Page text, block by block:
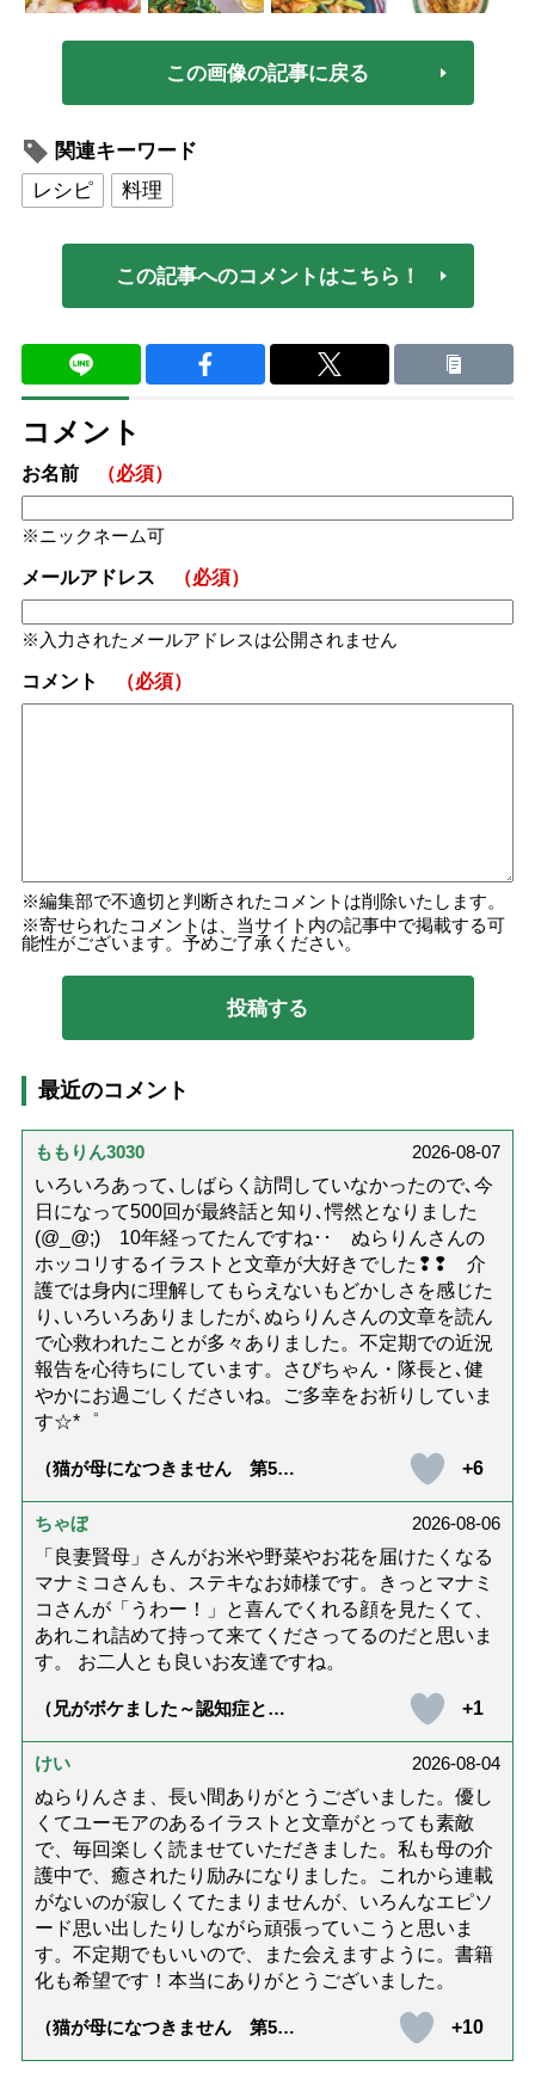
この画像の記事に戻る
関連キーワード
レシピ
料理
この記事へのコメントはこちら！
コメント
お名前 （必須）
ニックネーム可
メールアドレス （必須）
入力されたメールアドレスは公開されません
コメント （必須）
編集部で不適切と判断されたコメントは削除いたします。
寄せられたコメントは、当サイト内の記事中で掲載する可
能性がございます。予めご了承ください。
最近のコメント
ももりん3030
2026-08-07
いろいろあって､しばらく訪問していなかったので､今
日になって500回が最終話と知り､愕然となりました
(@_@;) 10年経ってたんですね･･ ぬらりんさんの
ホッコリするイラストと文章が大好きでした❢❢ 介
護では身内に理解してもらえないもどかしさを感じた
り､いろいろありましたが､ぬらりんさんの文章を読ん
で心救われたことが多々ありました。不定期での近況
報告を心待ちにしています。さびちゃん・隊長と､健
やかにお過ごしくださいね。ご多幸をお祈りしていま
す☆*゜
（猫が母になつきません 第500
+6
ちゃぼ
2026-08-06
「良妻賢母」さんがお米や野菜やお花を届けたくなる
マナミコさんも、ステキなお姉様です。きっとマナミ
コさんが「うわー！」と喜んでくれる顔を見たくて、
あれこれ詰めて持って来てくださってるのだと思いま
す。 お二人とも良いお友達ですね。
（兄がボケました～認知症と介
達』が届きました」）
+1
けい
2026-08-04
ぬらりんさま、長い間ありがとうございました。優し
くてユーモアのあるイラストと文章がとっても素敵
で、毎回楽しく読ませていただきました。私も母の介
護中で、癒されたり励みになりました。これから連載
がないのが寂しくてたまりませんが、いろんなエピソ
ード思い出したりしながら頑張っていこうと思いま
す。不定期でもいいので、また会えますように。書籍
化も希望です！本当にありがとうございました。
（猫が母になつきません 第500
+10